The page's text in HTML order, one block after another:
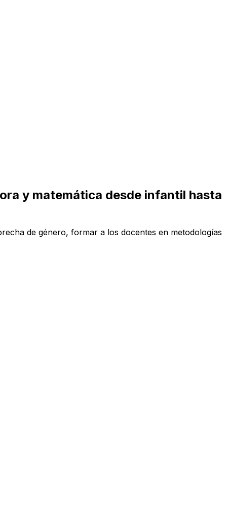
y matemática desde infantil hasta
de género, formar a los docentes en metodologías